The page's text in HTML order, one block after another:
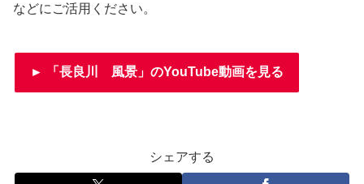
などにご活用ください。
► 「長良川 風景」のYouTube動画を見る
シェアする